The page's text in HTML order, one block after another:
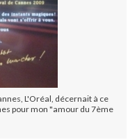
L'Oréal, décernait à ce
pour mon "amour du 7ème